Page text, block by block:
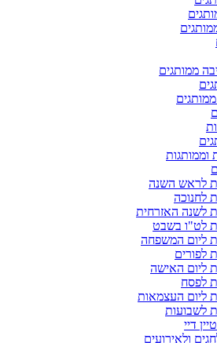
ממותגים
וממותגות
לראש השנה
לחנוכה
לשנה האזרחית
לט"ו בשבט
ליום המשפחה
לפורים
ליום האישה
לפסח
ליום העצמאות
לשבועות
דיי
ולאירועים